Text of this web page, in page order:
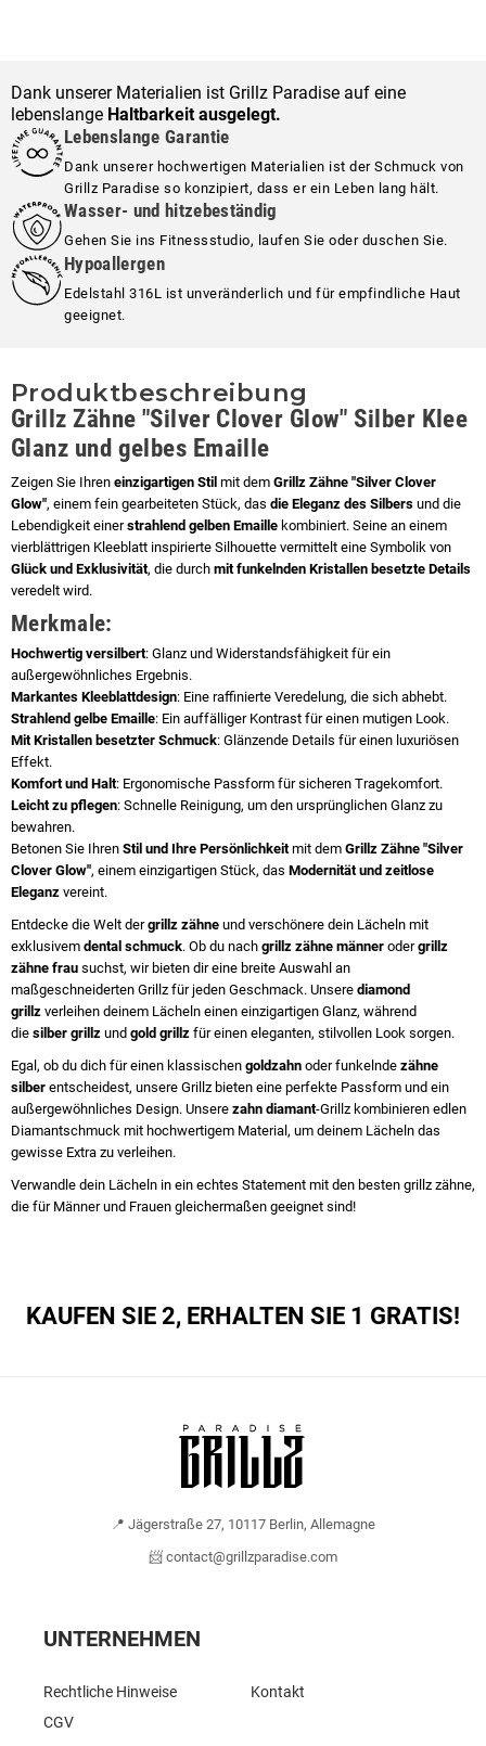
Dank unserer Materialien ist Grillz Paradise auf eine
lebenslange Haltbarkeit ausgelegt.
Lebenslange Garantie
Dank unserer hochwertigen Materialien ist der Schmuck von
Grillz Paradise so konzipiert, dass er ein Leben lang hält.
Wasser- und hitzebeständig
Gehen Sie ins Fitnessstudio, laufen Sie oder duschen Sie.
Hypoallergen
Edelstahl 316L ist unveränderlich und für empfindliche Haut
geeignet.
Produktbeschreibung
Grillz Zähne "Silver Clover Glow" Silber Klee
Glanz und gelbes Emaille
Zeigen Sie Ihren einzigartigen Stil mit dem Grillz Zähne "Silver Clover
Glow", einem fein gearbeiteten Stück, das die Eleganz des Silbers und die
Lebendigkeit einerstrahlend gelben Emaille kombiniert. Seine an einem
vierblättrigen Kleeblatt inspirierte Silhouette vermittelt eine Symbolik von
Glück und Exklusivität, die durch mit funkelnden Kristallen besetzte Details
veredelt wird.
Merkmale:
Hochwertig versilbert: Glanz und Widerstandsfähigkeit für ein
außergewöhnliches Ergebnis.
Markantes Kleeblattdesign: Eine raffinierte Veredelung, die sich abhebt.
Strahlend gelbe Emaille: Ein auffälliger Kontrast für einen mutigen Look.
Mit Kristallen besetzter Schmuck: Glänzende Details für einen luxuriösen
Effekt.
Komfort und Halt: Ergonomische Passform für sicheren Tragekomfort.
Leicht zu pflegen: Schnelle Reinigung, um den ursprünglichen Glanz zu
bewahren.
Betonen Sie Ihren Stil und Ihre Persönlichkeit mit dem Grillz Zähne "Silver
Clover Glow", einem einzigartigen Stück, das Modernität und zeitlose
Eleganz vereint.
Entdecke die Welt dergrillz zähne und verschönere dein Lächeln mit
exklusivem dental schmuck. Ob du nach grillz zähne männer odergrillz
zähne frau suchst, wir bieten dir eine breite Auswahl an
maßgeschneiderten Grillz für jeden Geschmack. Unsere diamond
grillz verleihen deinem Lächeln einen einzigartigen Glanz, während
die silber grillz und gold grillz für einen eleganten, stilvollen Look sorgen.
Egal, ob du dich für einen klassischen goldzahn oder funkelnde zähne
silber entscheidest, unsere Grillz bieten eine perfekte Passform und ein
außergewöhnliches Design. Unsere zahn diamant-Grillz kombinieren edlen
Diamantschmuck mit hochwertigem Material, um deinem Lächeln das
gewisse Extra zu verleihen.
Verwandle dein Lächeln in ein echtes Statement mit den besten grillz zähne,
die für Männer und Frauen gleichermaßen geeignet sind!
KAUFEN SIE 2, ERHALTEN SIE 1 GRATIS!
📍 Jägerstraße 27, 10117 Berlin, Allemagne
📨 contact@grillzparadise.com
UNTERNEHMEN
Rechtliche Hinweise
CGV
Kontakt